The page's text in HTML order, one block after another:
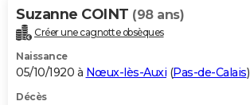
Suzanne COINT (98 ans)
Créer une cagnotte obsèques
Naissance
05/10/1920 à Nœux-lès-Auxi (Pas-de-Calais)
Décès